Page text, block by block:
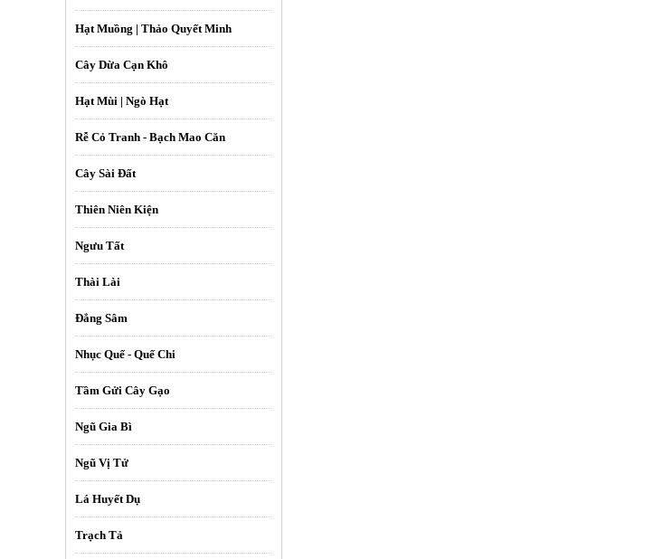
Hạt Muồng | Thảo Quyết Minh
Cây Dừa Cạn Khô
Hạt Mùi | Ngò Hạt
Rễ Cỏ Tranh - Bạch Mao Căn
Cây Sài Đất
Thiên Niên Kiện
Ngưu Tất
Thài Lài
Đẳng Sâm
Nhục Quế - Quế Chi
Tầm Gửi Cây Gạo
Ngũ Gia Bì
Ngũ Vị Tử
Lá Huyết Dụ
Trạch Tả